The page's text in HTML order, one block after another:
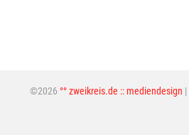
©2026 °° zweikreis.de :: mediendesign |